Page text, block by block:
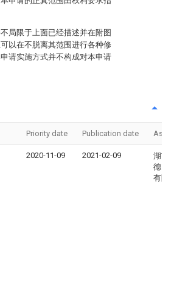
局限于上面已经描述并在附图
以在不脱离其范围进行各种修
请实施方式并不构成对本申请
Priority date Publication date
2020-11-09 2021-02-09
湖南
德山
有限